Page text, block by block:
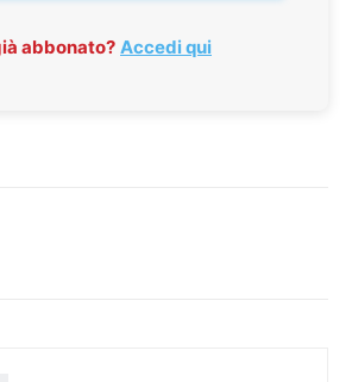
abbonato? Accedi qui